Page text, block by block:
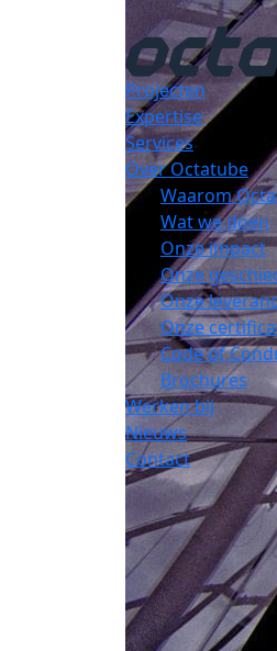
Projecten
Expertise
Services
Over Octatube
Waarom
Wat we doen
Onze impact
Onze
Onze
Onze
Code of
Brochures
Werken bij
Nieuws
Contact